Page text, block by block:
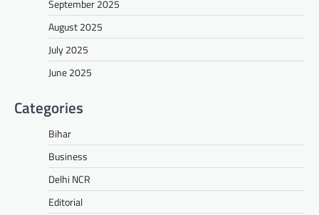
September 2025
August 2025
July 2025
June 2025
Categories
Bihar
Business
Delhi NCR
Editorial